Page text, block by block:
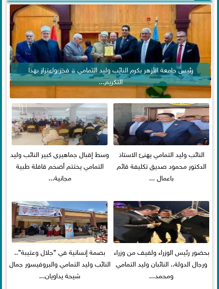
رئيس جامعة الأزهر يكرم النائب وليد التمامي .. فخر واعتزاز بهذا
التكريم...
النائب وليد التمامي يهنئ الاستاذ
الدكتور محمود صديق تكليفة قائم
باعمال ...
وسط إقبال جماهيري كبير النائب وليد
التمامي يختتم أضخم قافلة طبية
مجانية...
بحضور رئيس الوزراء ولفيف من وزراء
ورجال الدولة.. النائبان وليد التمامي
ومحمد...
بصمة إنسانية في ”جلال وعتيبة”..
النائب وليد التمامي والبروفيسور جمال
شيحة يداويان...